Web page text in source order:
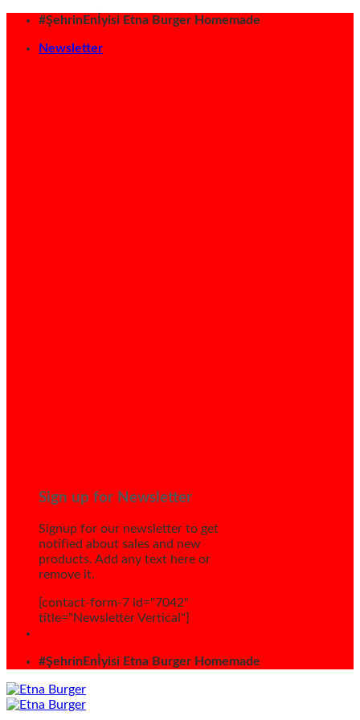
İçeriğe#ŞehrinEnİyisi Etna Burger Homemade
Newsletter
Sign up for Newsletter
Signup for our newsletter to get
notified about sales and new
products. Add any text here or
remove it.
[contact-form-7 id="7042"
title="Newsletter Vertical"]
#ŞehrinEnİyisi Etna Burger Homemade